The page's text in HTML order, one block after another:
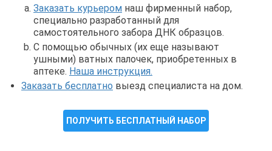
Заказать курьером наш фирменный набор,
специально разработанный для
самостоятельного забора ДНК образцов.
С помощью обычных (их еще называют
ушными) ватных палочек, приобретенных в
аптеке. Наша инструкция.
Заказать бесплатно выезд специалиста на дом.
ПОЛУЧИТЬ БЕСПЛАТНЫЙ НАБОР